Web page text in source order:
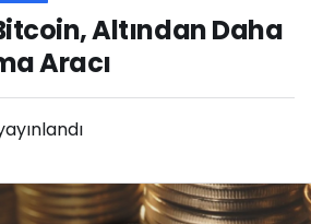
Korunma Aracı
Altından Daha
Aracı